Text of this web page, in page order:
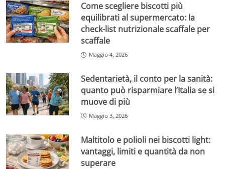
Come scegliere biscotti più
equilibrati al supermercato: la
check-list nutrizionale scaffale per
scaffale
Maggio 4, 2026
Sedentarietà, il conto per la sanità:
quanto può risparmiare l’Italia se si
muove di più
Maggio 3, 2026
Maltitolo e polioli nei biscotti light:
vantaggi, limiti e quantità da non
superare